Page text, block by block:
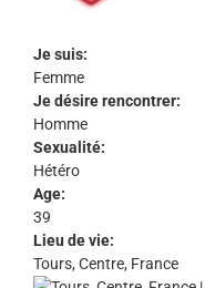
Je suis:
Femme
Je désire rencontrer:
Homme
Sexualité:
Hétéro
Age:
39
Lieu de vie:
Tours, Centre, France